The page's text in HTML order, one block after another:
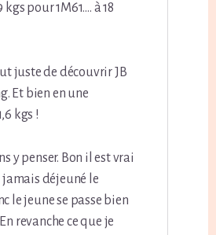
kgs pour 1M61…. à 18
juste de découvrir JB
Et bien en une
kgs !
y penser. Bon il est vrai
jamais déjeuné le
le jeune se passe bien
revanche ce que je